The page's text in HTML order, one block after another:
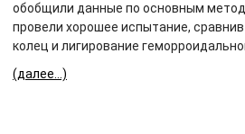
обобщили данные по основным
провели хорошее испытание,
колец и лигирование
(далее…)